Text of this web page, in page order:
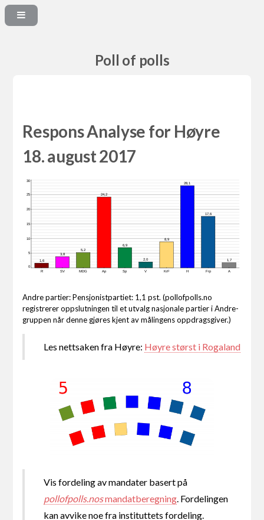
Poll of polls
Respons Analyse for Høyre
18. august 2017
1,6
3,8
5,2
24,2
6,9
2,0
8,9
28,1
17,6
1,7
R SV MDG Ap Sp V KrF H Frp A
0
5
10
15
20
25
30
Andre partier: Pensjonistpartiet: 1,1 pst. (pollofpolls.no
registrerer oppslutningen til et utvalg nasjonale partier i Andre-
gruppen når denne gjøres kjent av målingens oppdragsgiver.)
Les nettsaken fra Høyre: Høyre størst i Rogaland
Vis fordeling av mandater basert på
pollofpolls.nosmandatberegning . Fordelingen
kan avvike noe fra instituttets fordeling.